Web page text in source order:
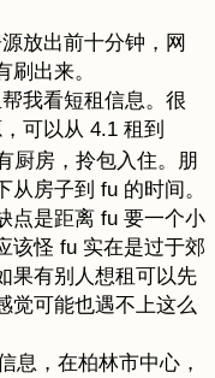
放出前十分钟，网
出来。
我看短租信息。很
可以从 4.1 租到
厨房，拎包入住。朋
房子到 fu 的时间。
点是距离 fu 要一个小
该怪 fu 实在是过于郊
果有别人想租可以先
觉可能也遇不上这么
息，在柏林市中心，